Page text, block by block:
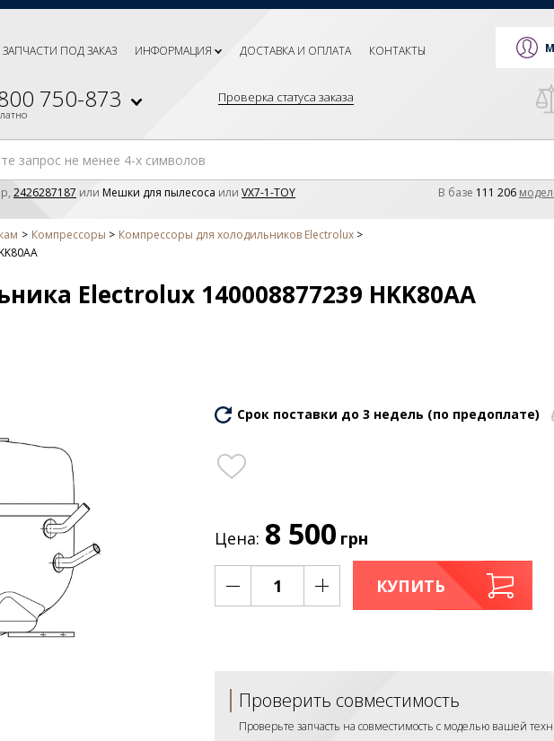
ЗАПЧАСТИ ПОД ЗАКАЗ ИНФОРМАЦИЯ ДОСТАВКА И ОПЛАТА КОНТАКТЫ
750-873 Проверка статуса заказа
2426287187 или Мешки для пылесоса или VX7-1-TOY В базе 111 206
Компрессоры
Компрессоры для холодильников Electrolux
Electrolux 140008877239 HKK80AA
Срок поставки до 3 недель (по предоплате)
Цена: 8 500 грн
КУПИТЬ
Проверить совместимость
Проверьте запчасть на совместимость с моделью вашей